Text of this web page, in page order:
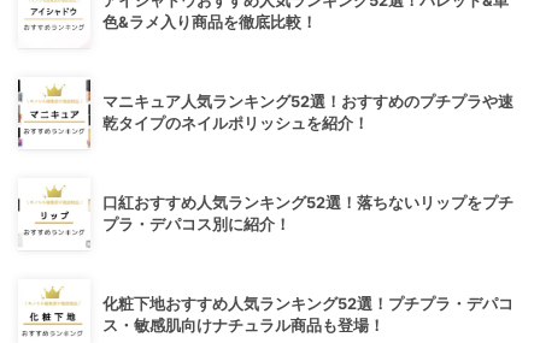
色&ラメ入り商品を徹底比較！
マニキュア人気ランキング52選！おすすめのプチプラや速
乾タイプのネイルポリッシュを紹介！
口紅おすすめ人気ランキング52選！落ちないリップをプチ
プラ・デパコス別に紹介！
化粧下地おすすめ人気ランキング52選！プチプラ・デパコ
ス・敏感肌向けナチュラル商品も登場！